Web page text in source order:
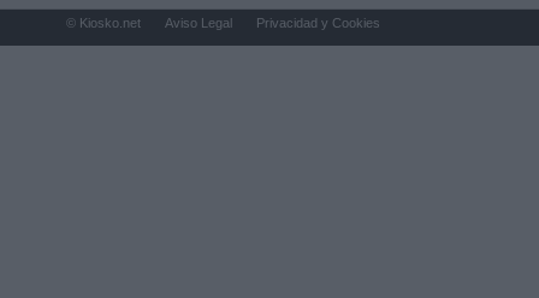
© Kiosko.net Aviso Legal Privacidad y Cookies